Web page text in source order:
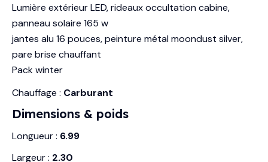
Lumière extérieur LED, rideaux occultation cabine,
panneau solaire 165 w
jantes alu 16 pouces, peinture métal moondust silver,
pare brise chauffant
Pack winter
Chauffage : Carburant
Dimensions & poids
Longueur : 6.99
Largeur : 2.30